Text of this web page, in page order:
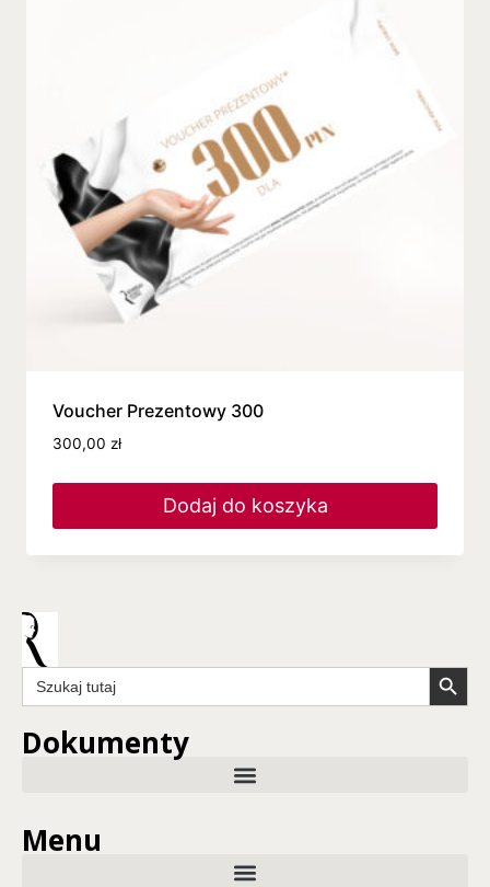
Voucher Prezentowy 300
300,00 zł
Dodaj do koszyka
Search
for:
Search Button
Dokumenty
Menu